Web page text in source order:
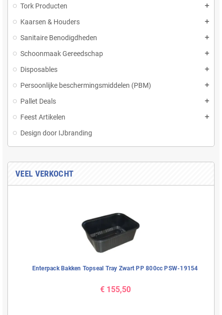
Tork Producten
add
Kaarsen & Houders add
Sanitaire Benodigdheden add
Schoonmaak Gereedschap add
Disposables add
Persoonlijke beschermingsmiddelen (PBM) add
Pallet Deals add
Feest Artikelen add
Design door IJbranding
VEEL VERKOCHT
Enterpack Bakken Topseal Tray Zwart PP 800cc PSW-19154
€ 155,50